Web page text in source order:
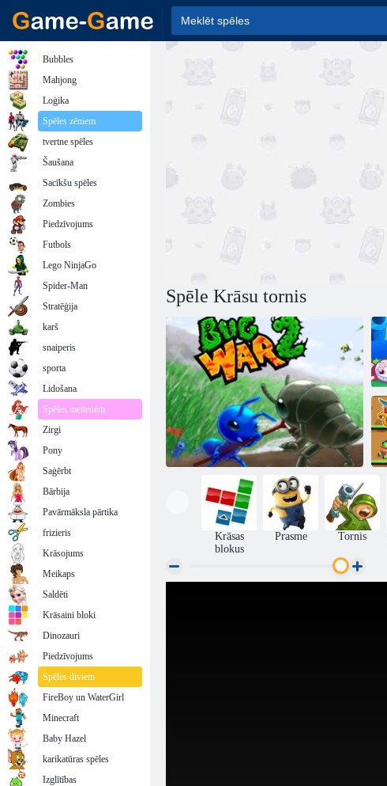
Spēle Krāsu tornis
Krāsas
blokus
Prasme Tornis
Bubbles
Mahjong
Loģika
Spēles zēniem
tvertne spēles
Šaušana
Sacīkšu spēles
Zombies
Piedzīvojums
Futbols
Lego NinjaGo
Spider-Man
Stratēģija
karš
snaiperis
sporta
Lidošana
Spēles meitenēm
Zirgi
Pony
Saģērbt
Bārbija
Pavārmāksla pārtika
frizieris
Krāsojums
Meikaps
Saldēti
Krāsaini bloki
Dinozauri
Piedzīvojums
Spēles diviem
FireBoy un WaterGirl
Minecraft
Baby Hazel
karikatūras spēles
Izglītības